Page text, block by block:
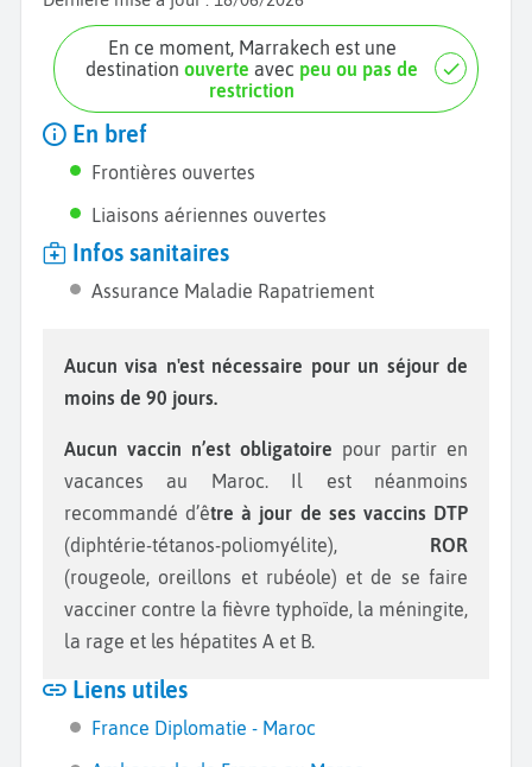
En ce moment, Marrakech est une
destinationouverte avec peu ou pas de
restriction
En bref
Frontières ouvertes
Liaisons aériennes ouvertes
Infos sanitaires
Assurance Maladie Rapatriement
Aucun visa n'est nécessaire pour un séjour de
moins de 90 jours.
Aucun vaccin n’est obligatoire pour partir en
vacances au Maroc. Il est néanmoins
recommandé d’être à jour de ses vaccins DTP
(diphtérie-tétanos-poliomyélite), ROR
(rougeole, oreillons et rubéole) et de se faire
vacciner contre la fièvre typhoïde, la méningite,
la rage et les hépatites A et B.
Liens utiles
France Diplomatie - Maroc